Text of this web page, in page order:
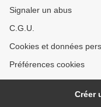
Signaler un abus
C.G.U.
Cookies et données
Préférences cookies
Créer